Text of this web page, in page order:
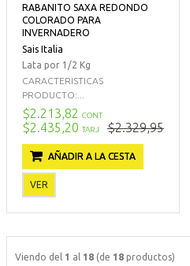
RABANITO SAXA REDONDO
COLORADO PARA
INVERNADERO
Sais Italia
Lata por 1/2 Kg
CARACTERISTICAS
PRODUCTO:...
$2.213,82 CONT
$2.435,20 TARJ $2.329,95
AÑADIR A LA CESTA
VER
Viendo del 1 al 18 (de 18 productos)